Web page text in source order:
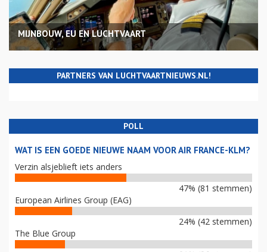
MIJNBOUW, EU EN LUCHTVAART
PARTNERS VAN LUCHTVAARTNIEUWS.NL!
POLL
WAT IS EEN GOEDE NIEUWE NAAM VOOR AIR FRANCE-KLM?
Verzin alsjeblieft iets anders
47% (81 stemmen)
European Airlines Group (EAG)
24% (42 stemmen)
The Blue Group